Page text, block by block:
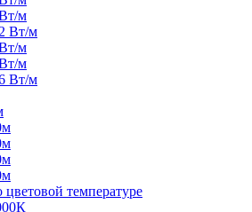
м
Вт/м
м
м
Вт/м
температуре